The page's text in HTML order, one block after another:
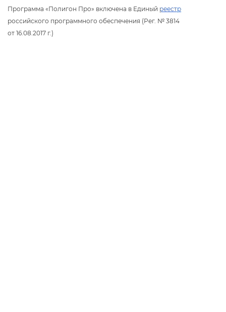
Программа «Полигон Про» включена в Единый реестр
российского программного обеспечения (Рег. № 3814
от 16.08.2017 г.)